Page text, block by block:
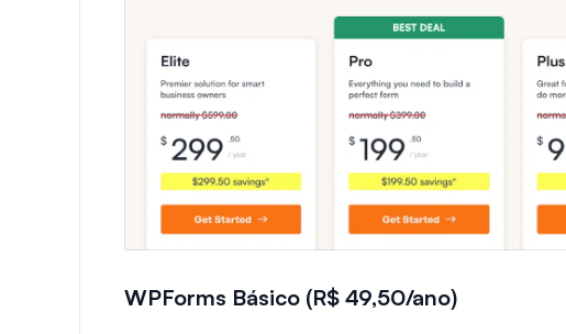
WPForms Básico (R$ 49,50/ano)